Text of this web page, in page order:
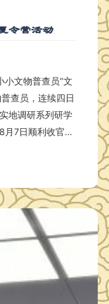
令营活动
文物普查员”文
查员，连续四日
地调研系列研学
月7日顺利收官。
教老师围绕第四
区分可移动文物